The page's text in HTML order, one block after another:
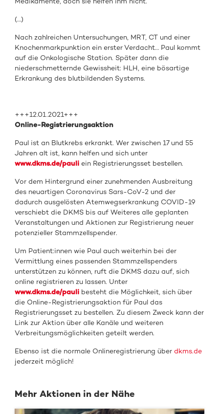
(…)
Nach zahlreichen Untersuchungen, MRT, CT und einer
Knochenmarkpunktion ein erster Verdacht… Paul kommt
auf die Onkologische Station. Später dann die
niederschmetternde Gewissheit: HLH, eine bösartige
Erkrankung des blutbildenden Systems.
+++12.01.2021+++
Online-Registrierungsaktion
Paul ist an Blutkrebs erkrankt. Wer zwischen 17 und 55
Jahren alt ist, kann helfen und sich unter
www.dkms.de/pauli ein Registrierungsset bestellen.
Vor dem Hintergrund einer zunehmenden Ausbreitung
des neuartigen Coronavirus Sars-CoV-2 und der
dadurch ausgelösten Atemwegserkrankung COVID-19
verschiebt die DKMS bis auf Weiteres alle geplanten
Veranstaltungen und Aktionen zur Registrierung neuer
potenzieller Stammzellspender.
Um Patient:innen wie Paul auch weiterhin bei der
Vermittlung eines passenden Stammzellspenders
unterstützen zu können, ruft die DKMS dazu auf, sich
online registrieren zu lassen. Unter
www.dkms.de/pauli besteht die Möglichkeit, sich über
die Online-Registrierungsaktion für Paul das
Registrierungsset zu bestellen. Zu diesem Zweck kann der
Link zur Aktion über alle Kanäle und weiteren
Verbreitungsmöglichkeiten geteilt werden.
Ebenso ist die normale Onlineregistrierung überdkms.de
jederzeit möglich!
Mehr Aktionen in der Nähe